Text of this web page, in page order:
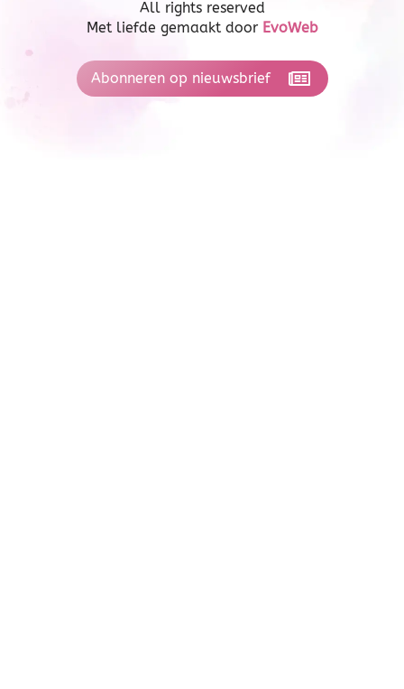
All rights reserved
Met liefde gemaakt door EvoWeb
Abonneren op nieuwsbrief